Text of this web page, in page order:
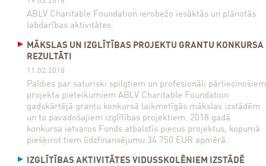
ABLV Charitable Foundation ierobežo iesāktās un plānotās
labdarības aktivitātes.
MĀKSLAS UN IZGLĪTĪBAS PROJEKTU GRANTU KONKURSA
REZULTĀTI
11.02.2018
Paldies par saturiski spilgtiem un profesionāli pārliecinošiem
projekta pieteikumiem ABLV Charitable Foundation
gadskārtējā grantu konkursā laikmetīgās mākslas izstādēm
un to pavadošajiem izglītības projektiem. 2018.gadā
konkursa ietvaros Fonds atbalstīs piecus projektus, kopumā
piešķirot tiem līdzfinansējumu 34 750 EUR apmērā.
IZGLĪTĪBAS AKTIVITĀTES VIDUSSKOLĒNIEM IZSTĀDĒ